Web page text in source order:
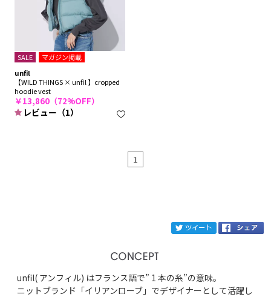
SALE
マガジン掲載
unfil
【WILD THINGS × unfil 】cropped
hoodie vest
￥13,860（72%OFF）
レビュー（1）
1
サイズ
unﬁl( アンフィル) はフランス語で” 1 本の糸”の意味。
ニットブランド「イリアンローブ」でデザイナーとして活躍し